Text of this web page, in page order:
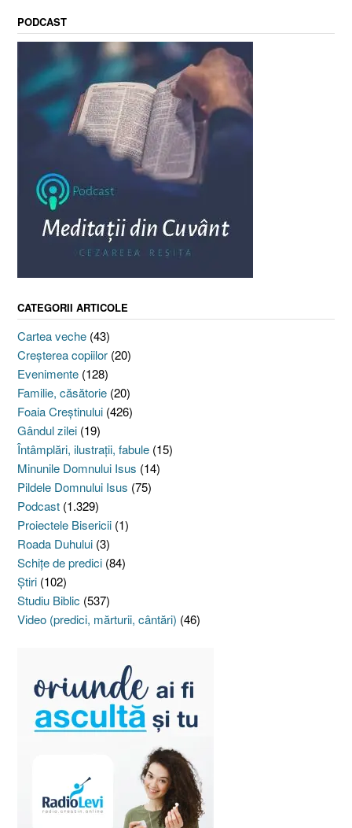
PODCAST
CATEGORII ARTICOLE
Cartea veche (43)
Creşterea copiilor (20)
Evenimente (128)
Familie, căsătorie (20)
Foaia Creştinului (426)
Gândul zilei (19)
Întâmplări, ilustraţii, fabule (15)
Minunile Domnului Isus (14)
Pildele Domnului Isus (75)
Podcast (1.329)
Proiectele Bisericii (1)
Roada Duhului (3)
Schiţe de predici (84)
Ştiri (102)
Studiu Biblic (537)
Video (predici, mărturii, cântări) (46)